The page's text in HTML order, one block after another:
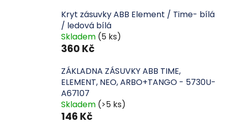
Kryt zásuvky ABB Element / Time- bílá
/ ledová bílá
Skladem (5 ks)
360 Kč
ZÁKLADNA ZÁSUVKY ABB TIME,
ELEMENT, NEO, ARBO+TANGO - 5730U-
A67107
Skladem (>5 ks)
146 Kč